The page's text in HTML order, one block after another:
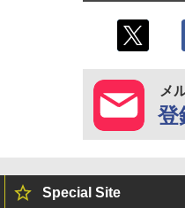
メ
登
Special Site